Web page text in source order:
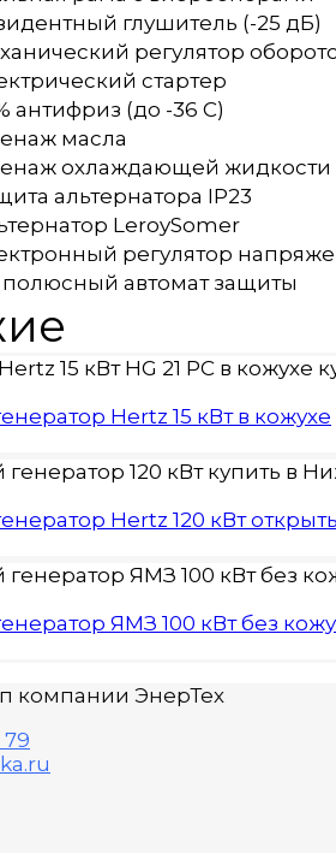
глушитель (-25 дБ)
регулятор
стартер
антифриз (до -36 C)
масла
охлаждающей жидкости
альтернатора IP23
LeroySomer
регулятор
полюсный автомат защиты
Hertz 15 кВт в кожухе
Hertz 120 кВт
ЯМЗ 100 кВт без
79